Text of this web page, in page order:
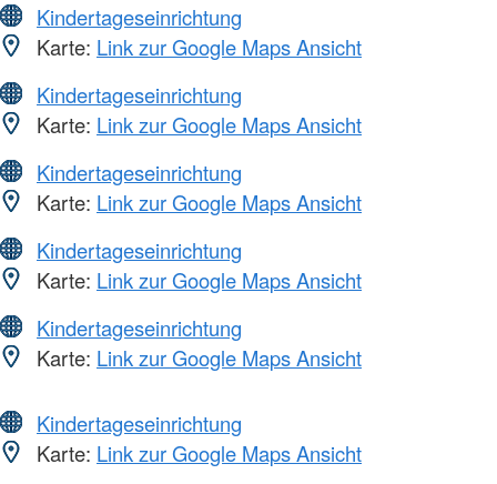
Kindertageseinrichtung
Karte: Link zur Google Maps Ansicht
Kindertageseinrichtung
Karte: Link zur Google Maps Ansicht
Kindertageseinrichtung
Karte: Link zur Google Maps Ansicht
Kindertageseinrichtung
Karte: Link zur Google Maps Ansicht
Kindertageseinrichtung
Karte: Link zur Google Maps Ansicht
Kindertageseinrichtung
Karte: Link zur Google Maps Ansicht